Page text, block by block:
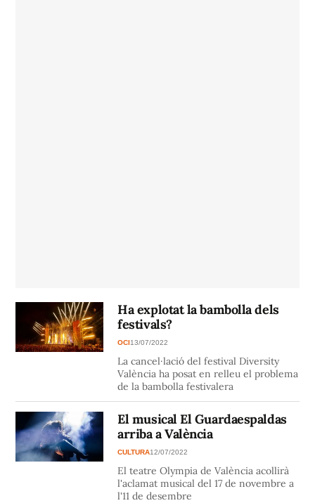
Ha explotat la bambolla dels
festivals?
OCI13/07/2022
La cancel·lació del festival Diversity
València ha posat en relleu el problema
de la bambolla festivalera
El musical El Guardaespaldas
arriba a València
CULTURA12/07/2022
El teatre Olympia de València acollirà
l'aclamat musical del 17 de novembre a
l'11 de desembre